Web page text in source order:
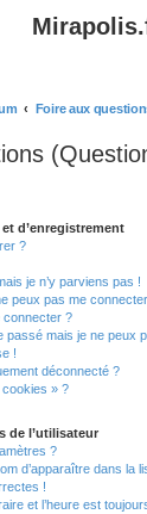
d’enregistrement
?
je n’y parviens pas !
peux pas me
connecter ?
passé mais je ne peux
!
déconnecté ?
» ?
de l’utilisateur
?
d’apparaître dans la
!
et l’heure est